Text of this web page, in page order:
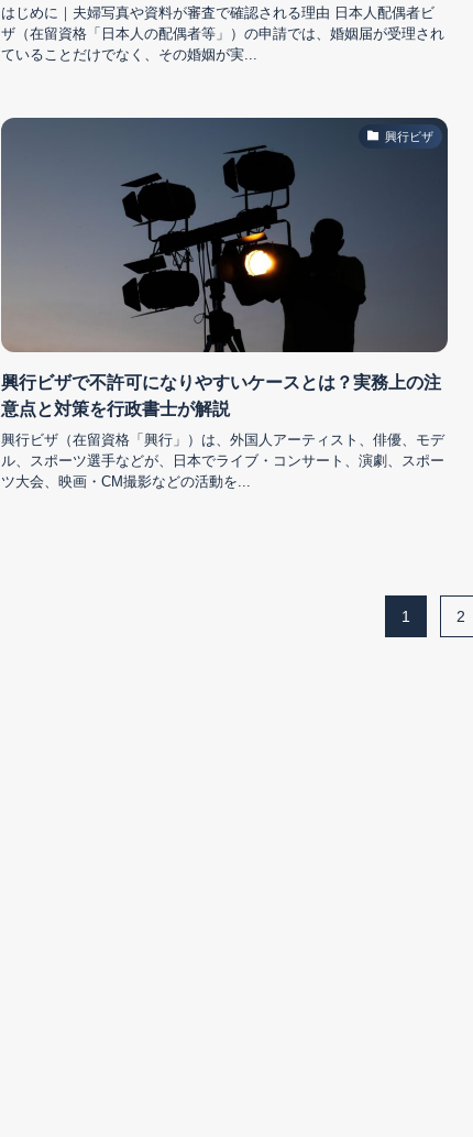
はじめに｜夫婦写真や資料が審査で確認される理由 日本人配偶者ビ
ザ（在留資格「日本人の配偶者等」）の申請では、婚姻届が受理され
ていることだけでなく、その婚姻が実...
興行ビザ
興行ビザで不許可になりやすいケースとは？実務上の注
意点と対策を行政書士が解説
興行ビザ（在留資格「興行」）は、外国人アーティスト、俳優、モデ
ル、スポーツ選手などが、日本でライブ・コンサート、演劇、スポー
ツ大会、映画・CM撮影などの活動を...
1 2